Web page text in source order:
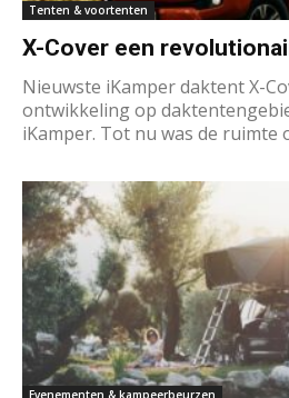
Tenten & voortenten
X-Cover een
Nieuwste iKamper daktent X-
ontwikkeling op
iKamper. Tot nu was de ruimte